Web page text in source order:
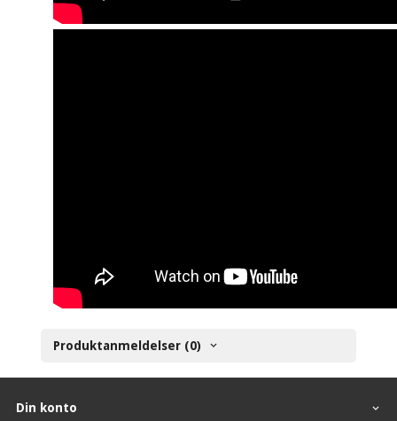
Produktanmeldelser (0)
Din konto